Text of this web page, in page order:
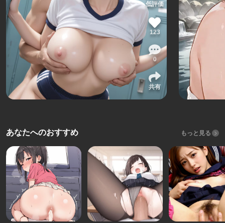
低評価
123
0
共有
あなたへのおすすめ もっと見る